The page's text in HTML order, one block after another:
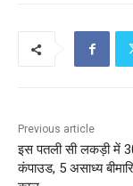
Previous article
इस पतली सी लकड़ी में
कंपाउड, 5 असाध्य